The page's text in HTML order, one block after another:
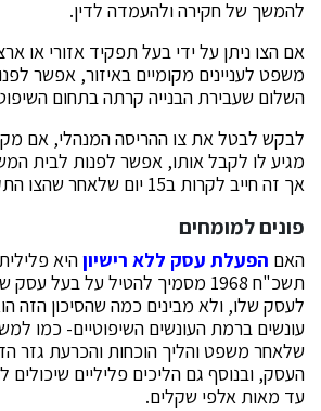
להמשך של חקירה ולהעמדה לדין.
אם הצו ניתן על ידי בעל תפקיד אזורי או
משפט לעניינים מקומיים באיזור, אפשר
השלום שעבירת הבנייה קרתה בתחום
לבקש לבטל את צו ההריסה המנהלי, אם
מגיע לו לקבל אותו, אפשר לפנות לבית
אך זה חייב לקרות ב15 יום שלאחר שהצו התקבל אצל הנאשם.
פונים למומחים
האם הפעלת עסק ללא רישיוןהיא
תשכ"ח 1968 מסמיך להטיל על בעל
לעסק שלו, ולא מבינים כמה שהסיכון הזה
עונשים ברמת העונשים השיפוטיים- כמו
שלאחר משפט והליך הוכחות והכרעת גזר
העסק, ובנוסף גם הליכים פליליים שיכולים
עד מאות אלפי שקלים.